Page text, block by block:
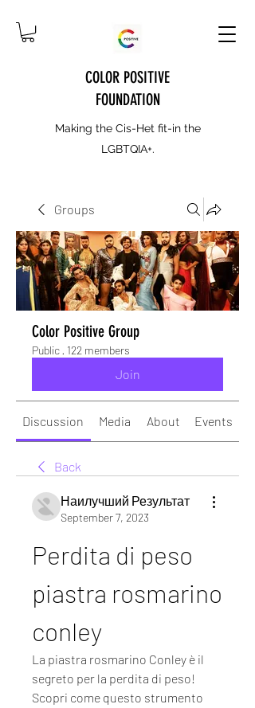
COLOR POSITIVE
FOUNDATION
Making the Cis-Het fit-in the
LGBTQIA+.
Groups
Color Positive Group
Public · 122 members
Join
Discussion Media About Events
Back
Наилучший Результат
September 7, 2023
Perdita di peso
piastra rosmarino
conley
La piastra rosmarino Conley è il
segreto per la perdita di peso!
Scopri come questo strumento